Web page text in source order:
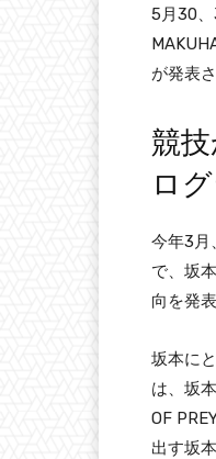
5月30
が発表
競
ロ
今年3月
で、坂
向を発
坂本に
は、坂
OF
出す坂